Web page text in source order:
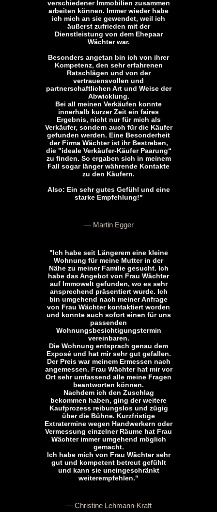
verschiedener Immobilien zusammen
arbeiten können. Immer wieder habe
ich mich an sie gewendet, weil ich
äußerst zufrieden mit der
Dienstleistung von dem Ehepaar
Wächter war.
Besonders angetan bin ich von ihrer
Kompetenz, den sehr erfahrenen
Ratschlägen und von der
vertrauensvollen und
partnerschaftlichen Art und Weise der
Abwicklung.
Bei all meinen Verkäufen konnte
innerhalb kurzer Zeit ein faires
Ergebnis, nicht nur für mich als
Verkäufer, sondern auch für die Käufer
gefunden werden. Eine Besonderheit
der Firma Wächter ist ihr Bestreben,
die "ideale Verkäufer-Käufer Paarung“
zu finden. So ergaben sich in meinem
Fall sogar länger währende Kontakte
zu den Käufern.
Also: Ein sehr gutes Gefühl und eine
starke Empfehlung!"
— Martin Egger
"Ich habe seit Längerem eine kleine
Wohnung für meine Mutter in der
Nähe zu meiner Familie gesucht. Ich
habe das Angebot von Frau Wächter
auf Immowelt gefunden, wo es sehr
ansprechend präsentiert wurde. Ich
bin umgehend nach meiner Anfrage
von Frau Wächter kontaktiert worden
und konnte auch sofort einen für uns
passenden
Wohnungsbesichtigungstermin
vereinbaren.
Die Wohnung entsprach genau dem
Exposé und hat mir sehr gut gefallen.
Der Preis war meinem Ermessen nach
angemessen. Frau Wächter hat mir vor
Ort sehr umfassend alle meine Fragen
beantworten können.
Nachdem ich den Zuschlag
bekommen haben, ging der weitere
Kaufprozess reibungslos und zügig
über die Bühne. Kurzfristige
Extratermine wegen Handwerkern oder
Vermessung einzelner Räume hat Frau
Wächter immer umgehend möglich
gemacht.
Ich habe mich von Frau Wächter sehr
gut und kompetent betreut gefühlt
und kann sie uneingeschränkt
weiterempfehlen."
— Christine Lehmann-Kraft